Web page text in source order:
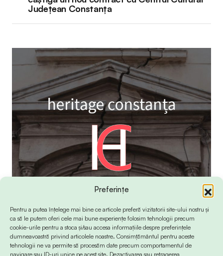
Preferințe
Pentru a putea înțelege mai bine ce articole preferă vizitatorii site-ului nostru și
ca să le putem oferi cele mai bune experiențe folosim tehnologii precum
cookie-urile pentru a stoca și/sau accesa informațiile despre preferințele
dumneavoastră privind articolele noastre. Consimțământul pentru aceste
tehnologii ne va permite să procesăm date precum comportamentul de
navigare sau ID-uri unice pe acest site. Dezactivarea sau retragerea
Județean Constanța